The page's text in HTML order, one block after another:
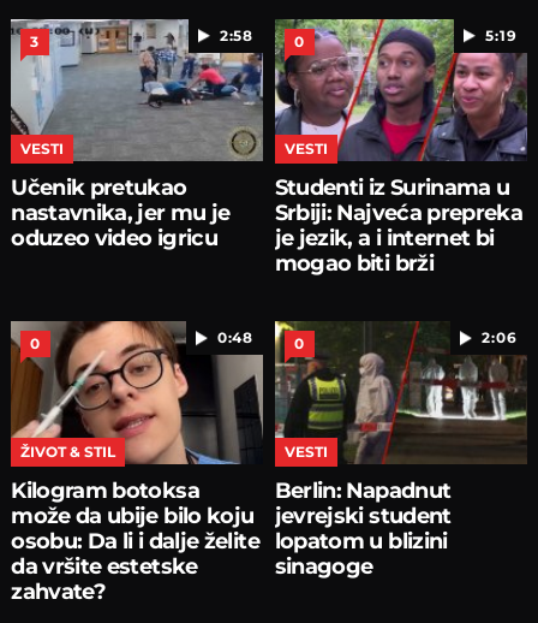
2:58
3
VESTI
Učenik pretukao
nastavnika, jer mu je
oduzeo video igricu
5:19
0
VESTI
Studenti iz Surinama u
Srbiji: Najveća prepreka
je jezik, a i internet bi
mogao biti brži
0:48
0
ŽIVOT & STIL
Kilogram botoksa
može da ubije bilo koju
osobu: Da li i dalje želite
da vršite estetske
zahvate?
2:06
0
VESTI
Berlin: Napadnut
jevrejski student
lopatom u blizini
sinagoge